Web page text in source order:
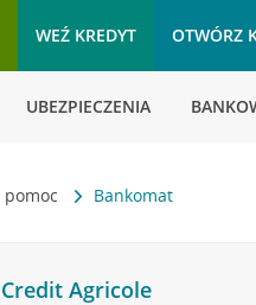
WEŹ KREDYT OTWÓRZ
UBEZPIECZENIA
Bankomat
Agricole